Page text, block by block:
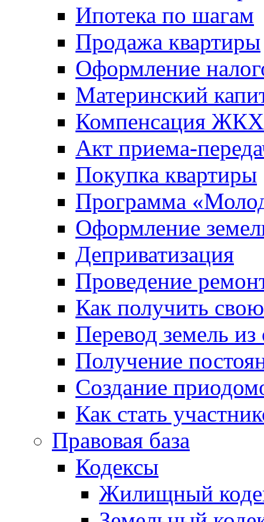
Ипотека по шагам
Продажа квартиры
Оформление
Материнский
Компенсация ЖКХ
Акт приема-
Покупка квартиры
Программа
Оформление
Деприватизация
Проведение
Как получить
Перевод земель
Получение
Создание
Как стать
Правовая база
Кодексы
Жилищный